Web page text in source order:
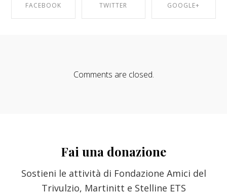
FACEBOOK TWITTER GOOGLE+
Comments are closed.
Fai una donazione
Sostieni le attività di Fondazione Amici del
Trivulzio, Martinitt e Stelline ETS